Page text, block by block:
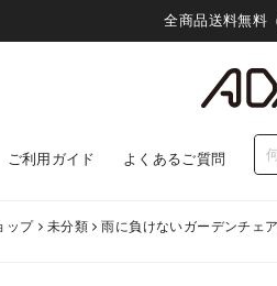
全商品送料無料
ご利用ガイド よくあるご質問
ップ 未分類 雨に負けないガーデンチェ